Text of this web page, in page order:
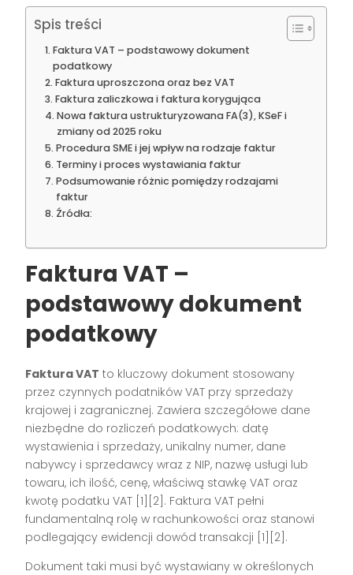
Spis treści
Faktura VAT – podstawowy dokument
podatkowy
Faktura uproszczona oraz bez VAT
Faktura zaliczkowa i faktura korygująca
Nowa faktura ustrukturyzowana FA(3), KSeF i
zmiany od 2025 roku
Procedura SME i jej wpływ na rodzaje faktur
Terminy i proces wystawiania faktur
Podsumowanie różnic pomiędzy rodzajami
faktur
Źródła:
Faktura VAT –
podstawowy dokument
podatkowy
Faktura VAT to kluczowy dokument stosowany
przez czynnych podatników VAT przy sprzedaży
krajowej i zagranicznej. Zawiera szczegółowe dane
niezbędne do rozliczeń podatkowych: datę
wystawienia i sprzedaży, unikalny numer, dane
nabywcy i sprzedawcy wraz z NIP, nazwę usługi lub
towaru, ich ilość, cenę, właściwą stawkę VAT oraz
kwotę podatku VAT [1][2] . Faktura VAT pełni
fundamentalną rolę w rachunkowości oraz stanowi
podlegający ewidencji dowód transakcji [1][2] .
Dokument taki musi być wystawiany w określonych